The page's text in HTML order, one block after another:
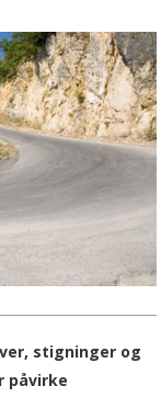
stigninger og
påvirke